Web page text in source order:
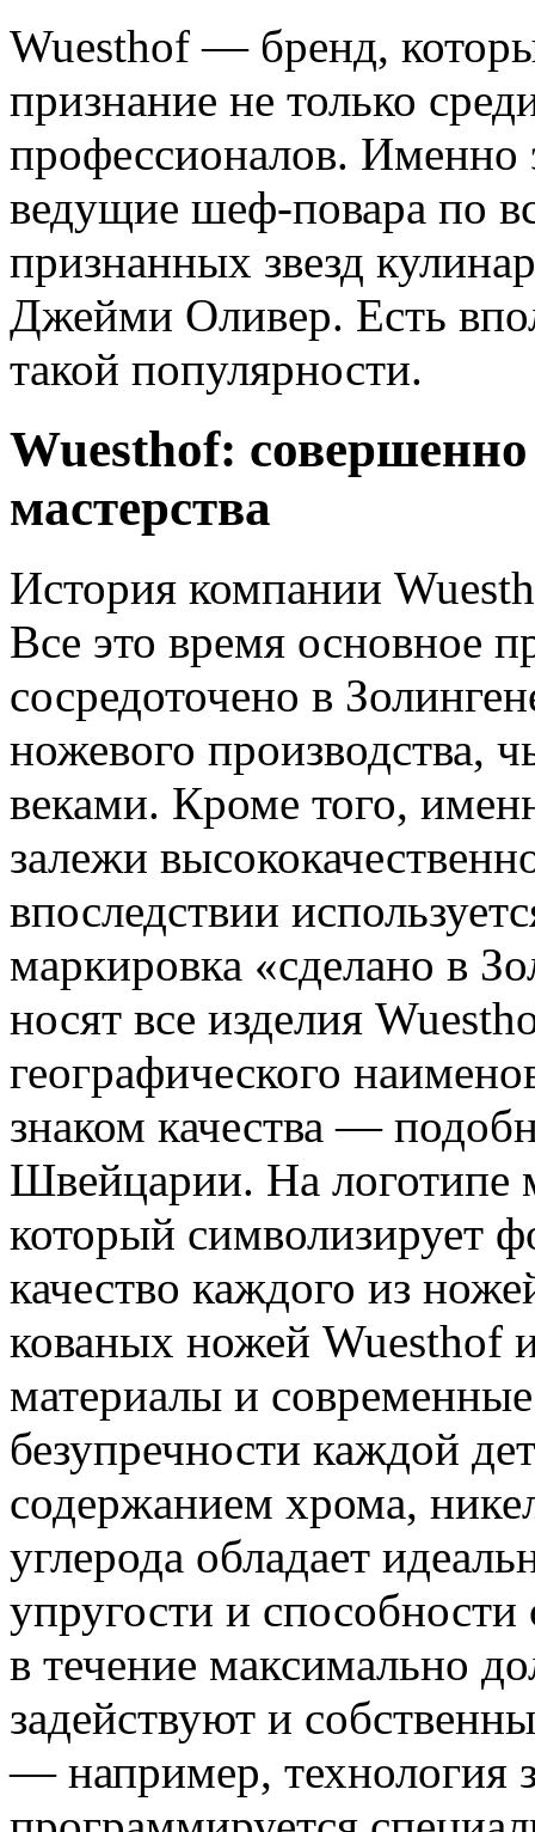
Wuesthof — бренд,
признание не только
профессионалов.
ведущие шеф-повара по
признанных звезд
Джейми Оливер. Есть
такой популярности.
Wuesthof:
мастерства
История компании
Все это время основное
сосредоточено в
ножевого производства,
веками. Кроме того,
залежи
впоследствии
маркировка «сделано в
носят все изделия
географического
знаком качества —
Швейцарии. На логотипе
который символизирует
качество каждого из
кованых ножей Wuesthof
материалы и
безупречности каждой
содержанием хрома,
углерода обладает
упругости и способности
в течение максимально
задействуют и
— например, технология